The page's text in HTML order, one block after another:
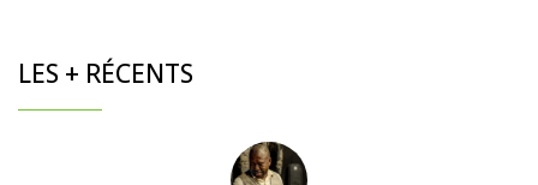
LES + RÉCENTS